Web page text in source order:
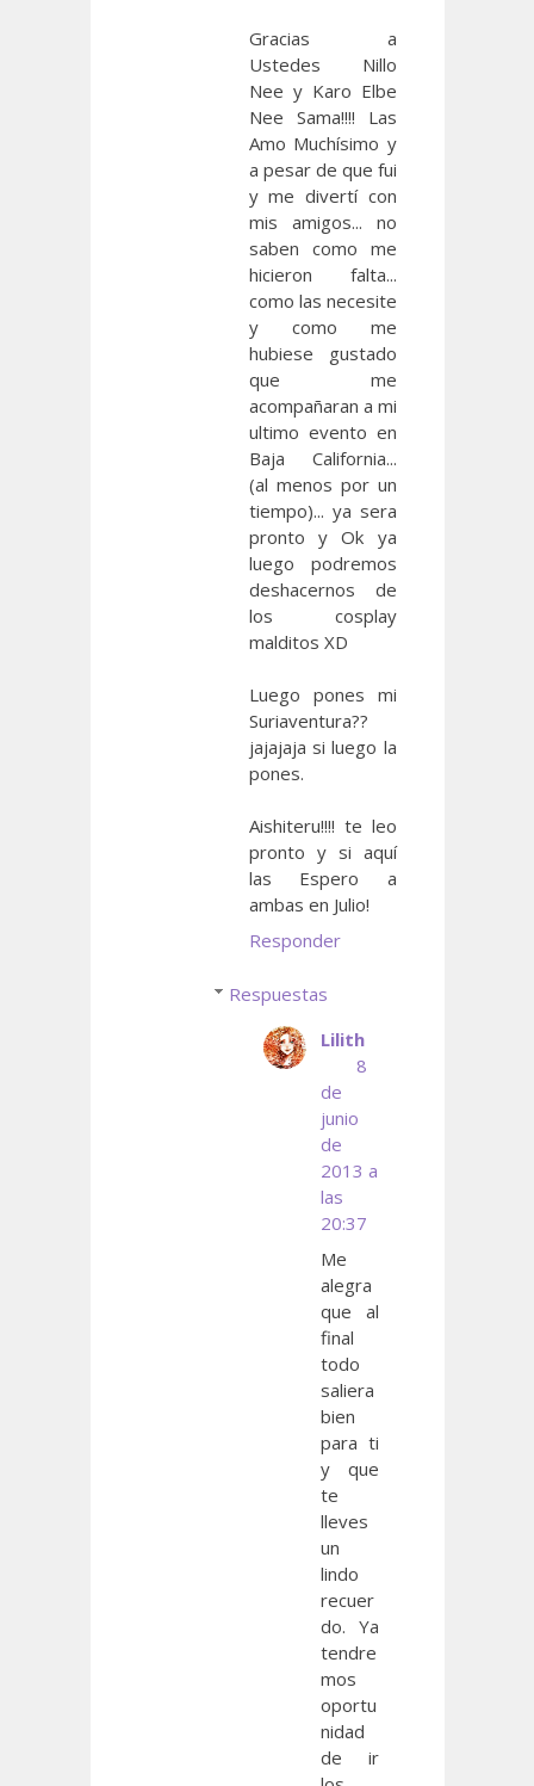
Gracias a
Ustedes Nillo
Nee y Karo Elbe
Nee Sama!!!! Las
Amo Muchísimo y
a pesar de que fui
y me divertí con
mis amigos... no
saben como me
hicieron falta...
como las necesite
y como me
hubiese gustado
que me
acompañaran a mi
ultimo evento en
Baja California...
(al menos por un
tiempo)... ya sera
pronto y Ok ya
luego podremos
deshacernos de
los cosplay
malditos XD
Luego pones mi
Suriaventura??
jajajaja si luego la
pones.
Aishiteru!!!! te leo
pronto y si aquí
las Espero a
ambas en Julio!
Responder
Respuestas
Lilith
8
de
junio
de
2013 a
las
20:37
Me
alegra
que al
final
todo
saliera
bien
para ti
y que
te
lleves
un
lindo
recuer
do. Ya
tendre
mos
oportu
nidad
de ir